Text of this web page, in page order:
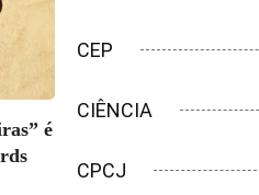
é
CEP
CIÊNCIA
CPCJ